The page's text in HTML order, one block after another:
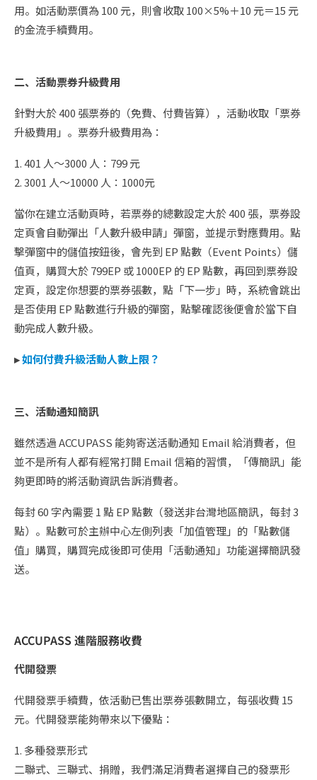
用。如活動票價為 100 元，則會收取 100×5%＋10 元＝15 元
的金流手續費用。
二、活動票券升級費用
針對大於 400 張票券的（免費、付費皆算），活動收取「票券
升級費用」。票券升級費用為：
1. 401 人～3000 人：799 元
2. 3001 人～10000 人：1000元
當你在建立活動頁時，若票券的總數設定大於 400 張，票券設
定頁會自動彈出「人數升級申請」彈窗，並提示對應費用。點
擊彈窗中的儲值按鈕後，會先到 EP 點數（Event Points）儲
值頁，購買大於 799EP 或 1000EP 的 EP 點數，再回到票券設
定頁，設定你想要的票券張數，點「下一步」時，系統會跳出
是否使用 EP 點數進行升級的彈窗，點擊確認後便會於當下自
動完成人數升級。
▸如何付費升級活動人數上限？
三、活動通知簡訊
雖然透過 ACCUPASS 能夠寄送活動通知 Email 給消費者，但
並不是所有人都有經常打開 Email 信箱的習慣，「傳簡訊」能
夠更即時的將活動資訊告訴消費者。
每封 60 字內需要 1 點 EP 點數（發送非台灣地區簡訊，每封 3
點）。點數可於主辦中心左側列表「加值管理」的「點數儲
值」購買，購買完成後即可使用「活動通知」功能選擇簡訊發
送。
ACCUPASS 進階服務收費
代開發票
代開發票手續費，依活動已售出票券張數開立，每張收費 15
元。代開發票能夠帶來以下優點：
1. 多種發票形式
二聯式、三聯式、捐贈，我們滿足消費者選擇自己的發票形